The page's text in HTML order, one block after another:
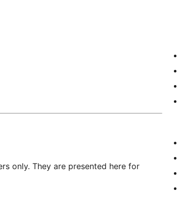
only. They are presented here for